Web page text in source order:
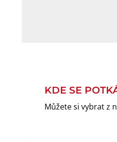
KDE SE
Můžete si vybrat z